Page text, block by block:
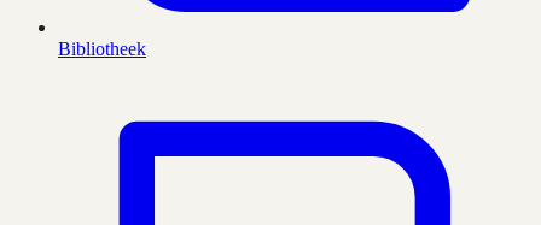
Bibliotheek